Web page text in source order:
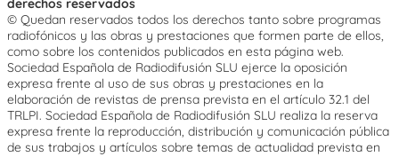
derechos reservados
© Quedan reservados todos los derechos tanto sobre programas
radiofónicos y las obras y prestaciones que formen parte de ellos,
como sobre los contenidos publicados en esta página web.
Sociedad Española de Radiodifusión SLU ejerce la oposición
expresa frente al uso de sus obras y prestaciones en la
elaboración de revistas de prensa prevista en el artículo 32.1 del
TRLPI. Sociedad Española de Radiodifusión SLU realiza la reserva
expresa frente la reproducción, distribución y comunicación pública
de sus trabajos y artículos sobre temas de actualidad prevista en